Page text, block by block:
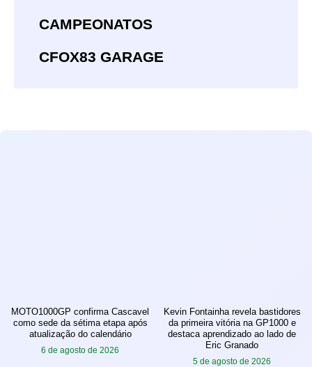
CAMPEONATOS
CFOX83 GARAGE
MOTO1000GP confirma Cascavel
como sede da sétima etapa após
atualização do calendário
6 de agosto de 2026
Kevin Fontainha revela bastidores
da primeira vitória na GP1000 e
destaca aprendizado ao lado de
Eric Granado
5 de agosto de 2026